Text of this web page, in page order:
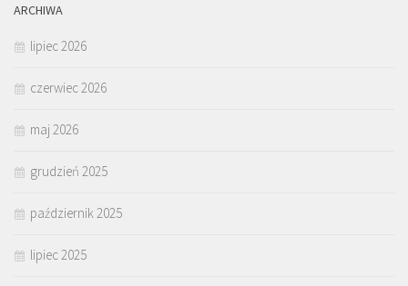
ARCHIWA
lipiec 2026
czerwiec 2026
maj 2026
grudzień 2025
październik 2025
lipiec 2025